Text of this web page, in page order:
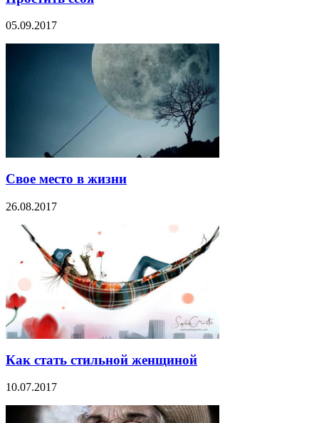
05.09.2017
Свое место в жизни
26.08.2017
Как стать стильной женщиной
10.07.2017